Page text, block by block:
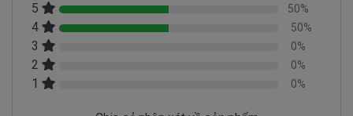
laptop Dell của chúng ta bị hư.
- Ba là ngay đèn tín hiệu của cục pin sẻ chuyển
sang màu cam.
5 50%
4 50%
3 0%
2 0%
1 0%